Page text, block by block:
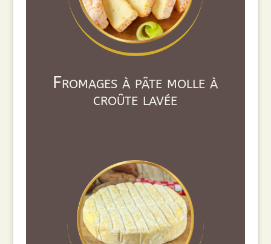
Fromages à pâte molle à
croûte lavée